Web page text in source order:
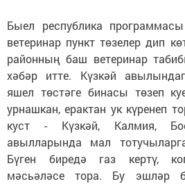
Быел республика
ветеринар пункт төзелер дип
районның баш ветеринар
хәбәр итте. Күзкәй
яшел төстәге бинасы төзеп
урнашкан, ерактан ук күренеп
куст - Күзкәй, Калмия,
авылларында мал
Бүген биредә газ кертү,
мәсьәләсе тора. Бу эшләр